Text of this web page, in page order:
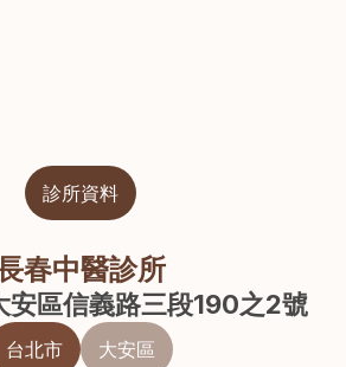
診所資料
春中醫診所
安區信義路三段190之2號
台北市 大安區